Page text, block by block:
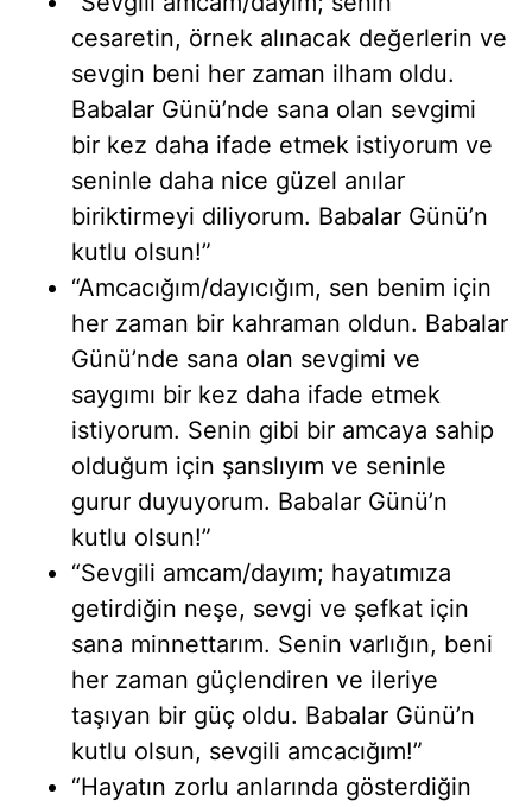
cesaretin, örnek alınacak değerlerin ve
sevgin beni her zaman ilham oldu.
Babalar Günü’nde sana olan sevgimi
bir kez daha ifade etmek istiyorum ve
seninle daha nice güzel anılar
biriktirmeyi diliyorum. Babalar Günü’n
kutlu olsun!”
“Amcacığım/dayıcığım, sen benim için
her zaman bir kahraman oldun. Babalar
Günü’nde sana olan sevgimi ve
saygımı bir kez daha ifade etmek
istiyorum. Senin gibi bir amcaya sahip
olduğum için şanslıyım ve seninle
gurur duyuyorum. Babalar Günü’n
kutlu olsun!”
“Sevgili amcam/dayım; hayatımıza
getirdiğin neşe, sevgi ve şefkat için
sana minnettarım. Senin varlığın, beni
her zaman güçlendiren ve ileriye
taşıyan bir güç oldu. Babalar Günü’n
kutlu olsun, sevgili amcacığım!”
“Hayatın zorlu anlarında gösterdiğin